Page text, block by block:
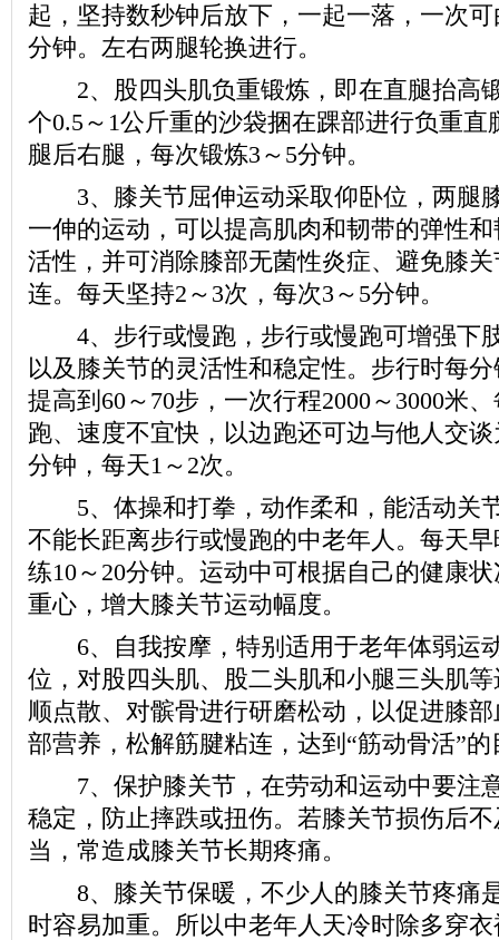
起，坚持数秒钟后放下，一起一落，一次
分钟。左右两腿轮换进行。
2、股四头肌负重锻炼，即在直腿抬高
个0.5～1公斤重的沙袋捆在踝部进行负重直
腿后右腿，每次锻炼3～5分钟。
3、膝关节屈伸运动采取仰卧位，两腿
一伸的运动，可以提高肌肉和韧带的弹性
活性，并可消除膝部无菌性炎症、避免膝
连。每天坚持2～3次，每次3～5分钟。
4、步行或慢跑，步行或慢跑可增强下
以及膝关节的灵活性和稳定性。步行时每
提高到60～70步，一次行程2000～3000米
跑、速度不宜快，以边跑还可边与他人交
分钟，每天1～2次。
5、体操和打拳，动作柔和，能活动关
不能长距离步行或慢跑的中老年人。每天
练10～20分钟。运动中可根据自己的健康
重心，增大膝关节运动幅度。
6、自我按摩，特别适用于老年体弱运
位，对股四头肌、股二头肌和小腿三头肌
顺点散、对髌骨进行研磨松动，以促进膝
部营养，松解筋腱粘连，达到“筋动骨活”的
7、保护膝关节，在劳动和运动中要注
稳定，防止摔跌或扭伤。若膝关节损伤后
当，常造成膝关节长期疼痛。
8、膝关节保暖，不少人的膝关节疼痛
时容易加重。所以中老年人天冷时除多穿